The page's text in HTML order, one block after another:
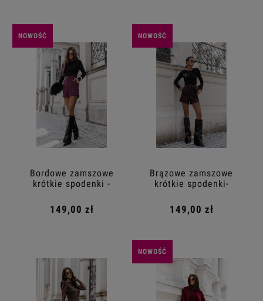
Bordowe zamszowe
krótkie spodenki -
149,00 zł
NOWOŚĆ
Brązowe zamszowe
krótkie spodenki-
149,00 zł
NOWOŚĆ
NOWOŚĆ